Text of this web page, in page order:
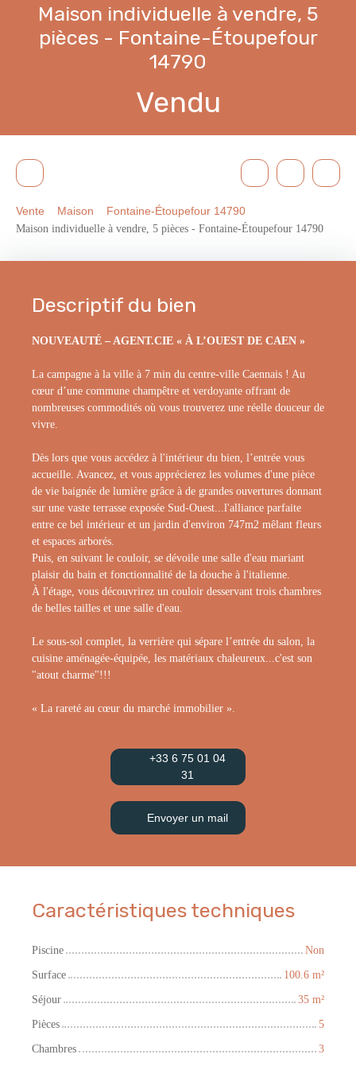
Maison individuelle à vendre, 5
pièces - Fontaine-Étoupefour
14790
Vendu
Vente Maison
Fontaine-Étoupefour 14790
Maison individuelle à vendre, 5 pièces - Fontaine-Étoupefour 14790
Descriptif du bien
NOUVEAUTÉ – AGENT.CIE « À L’OUEST DE CAEN »
La campagne à la ville à 7 min du centre-ville Caennais ! Au
cœur d’une commune champêtre et verdoyante offrant de
nombreuses commodités où vous trouverez une réelle douceur de
vivre.
Dès lors que vous accédez à l'intérieur du bien, l’entrée vous
accueille. Avancez, et vous apprécierez les volumes d'une pièce
de vie baignée de lumière grâce à de grandes ouvertures donnant
sur une vaste terrasse exposée Sud-Ouest...l'alliance parfaite
entre ce bel intérieur et un jardin d'environ 747m2 mêlant fleurs
et espaces arborés.
Puis, en suivant le couloir, se dévoile une salle d'eau mariant
plaisir du bain et fonctionnalité de la douche à l'italienne.
À l'étage, vous découvrirez un couloir desservant trois chambres
de belles tailles et une salle d'eau.
Le sous-sol complet, la verrière qui sépare l’entrée du salon, la
cuisine aménagée-équipée, les matériaux chaleureux...c'est son
"atout charme"!!!
« La rareté au cœur du marché immobilier ».
+33 6 75 01 04
31
Envoyer un mail
Caractéristiques techniques
Piscine
Non
Surface
100.6 m²
Séjour
35 m²
Pièces
5
Chambres
3